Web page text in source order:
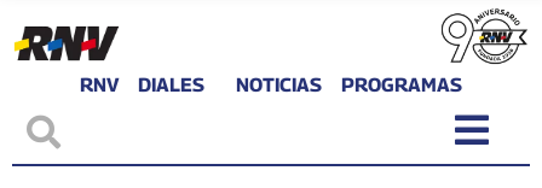
RNV DIALES NOTICIAS PROGRAMAS